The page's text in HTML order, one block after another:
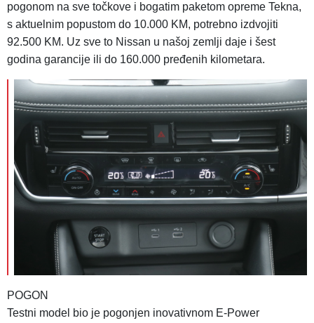
pogonom na sve točkove i bogatim paketom opreme Tekna,
s aktuelnim popustom do 10.000 KM, potrebno izdvojiti
92.500 KM. Uz sve to Nissan u našoj zemlji daje i šest
godina garancije ili do 160.000 pređenih kilometara.
POGON
Testni model bio je pogonjen inovativnom E-Power